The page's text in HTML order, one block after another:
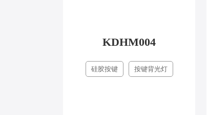
KDHM004
硅胶按键 按键背光灯